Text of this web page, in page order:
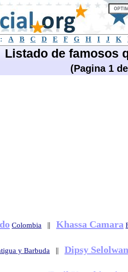
A B C D E F G H I J K
Listado de famosos
(Pagina 1
Colombia || Khassa Camara
y Barbuda || Dipsy